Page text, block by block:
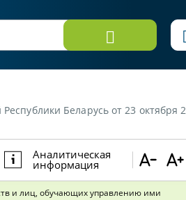
г. №47 «О единых программах подготовки
Аналитическая
информация
и лиц, обучающих управлению ими